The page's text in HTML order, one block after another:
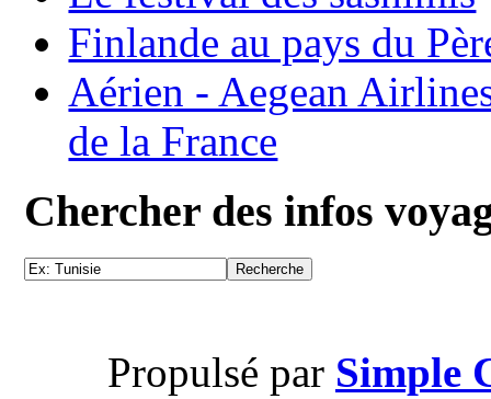
Finlande au pays du
Aérien - Aegean
de la France
Chercher des infos
Propulsé par Simple